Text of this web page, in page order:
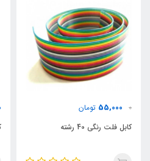
0
55,000 تومان
کابل فلت رنگی 40 رشته